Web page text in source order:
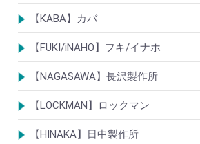
シリンダー
錠
【KABA】カバ
シリンダー
錠・ロック製品
【FUKI/iNAHO】フキ/イナホ
TIERKEYシリンダー
ロック製品
【NAGASAWA】長沢製作所
シリンダー
古代・古代ネオ装飾錠
KEYLEX/キーレックス
レバーハンドルシリーズ
【LOCKMAN】ロックマン
メガクロスSPシリンダー
デジタルロック
【HINAKA】日中製作所